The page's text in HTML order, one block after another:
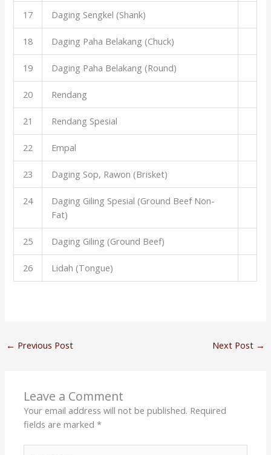
17 Daging Sengkel (Shank)
18 Daging Paha Belakang (Chuck)
19 Daging Paha Belakang (Round)
20 Rendang
21 Rendang Spesial
22 Empal
23 Daging Sop, Rawon (Brisket)
24
Daging Giling Spesial (Ground Beef Non-
Fat)
25 Daging Giling (Ground Beef)
26 Lidah (Tongue)
← Previous Post Next Post →
Leave a Comment
Your email address will not be published. Required
fields are marked*